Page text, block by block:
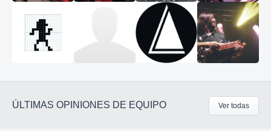
ÚLTIMAS OPINIONES DE EQUIPO Ver todas